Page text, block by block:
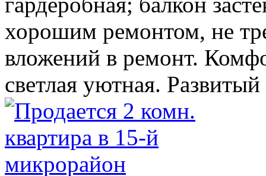
хорошим ремонтом, не
вложений в ремонт.
светлая уютная.